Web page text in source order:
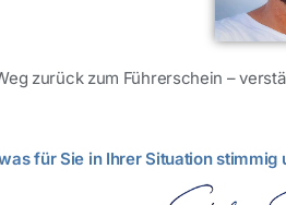
zurück zum Führerschein –
für Sie in Ihrer Situation stimmig